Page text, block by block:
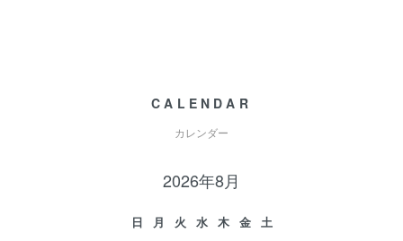
CALENDAR
カレンダー
2026年8月
日 月 火 水 木 金
土